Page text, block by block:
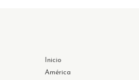
Inicio
América